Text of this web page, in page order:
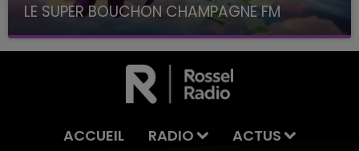
LE SUPER BOUCHON CHAMPAGNE FM
avec La Famille Champagne FM, à 8H10
ACCUEIL RADIO
ACTUS